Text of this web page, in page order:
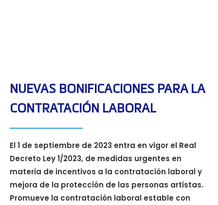
NUEVAS BONIFICACIONES PARA LA
CONTRATACIÓN LABORAL
El 1 de septiembre de 2023 entra en vigor el Real
Decreto Ley 1/2023, de medidas urgentes en
materia de incentivos a la contratación laboral y
mejora de la protección de las personas artistas.
Promueve la contratación laboral estable con